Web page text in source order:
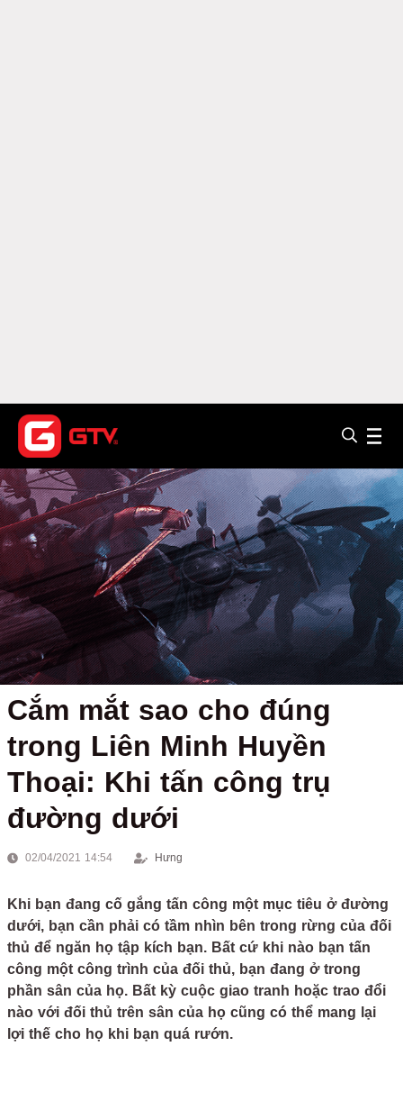
Cắm mắt sao cho đúng
trong Liên Minh Huyền
Thoại: Khi tấn công trụ
đường dưới
02/04/2021 14:54 Hưng
Khi bạn đang cố gắng tấn công một mục tiêu ở đường
dưới, bạn cần phải có tầm nhìn bên trong rừng của đối
thủ để ngăn họ tập kích bạn. Bất cứ khi nào bạn tấn
công một công trình của đối thủ, bạn đang ở trong
phần sân của họ. Bất kỳ cuộc giao tranh hoặc trao đổi
nào với đối thủ trên sân của họ cũng có thể mang lại
lợi thế cho họ khi bạn quá rướn.